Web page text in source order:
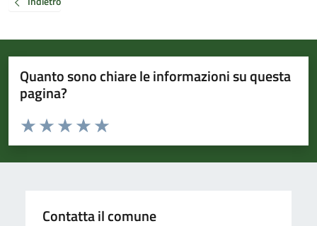
Quanto sono chiare le informazioni su questa
pagina?
Valuta da 1 a 5 stelle la pagina
Valuta 5 stelle su 5
Valuta 4 stelle su 5
Valuta 3 stelle su 5
Valuta 2 stelle su 5
Valuta 1 stelle su 5
Contatta il comune